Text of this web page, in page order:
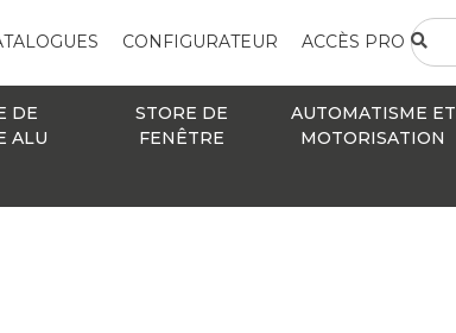
CONFIGURATEUR ACCÈS PRO
DE
ALU
STORE DE
FENÊTRE
AUTOMATISME ET
MOTORISATION